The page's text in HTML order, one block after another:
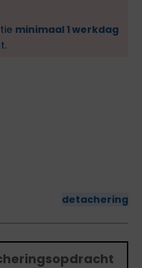
minimaal 1 werkdag
detachering